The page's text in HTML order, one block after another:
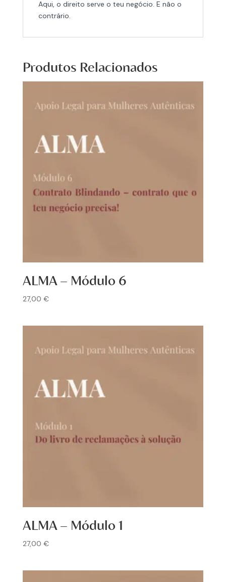
Aqui, o direito serve o teu negócio. E não o
contrário.
Produtos Relacionados
ALMA – Módulo 6
27,00 €
ALMA – Módulo 1
27,00 €